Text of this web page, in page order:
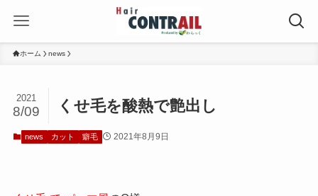
ホーム news
くせ毛を酸熱で艶出し
2021
8/09
news カット 癖毛 2021年8月9日